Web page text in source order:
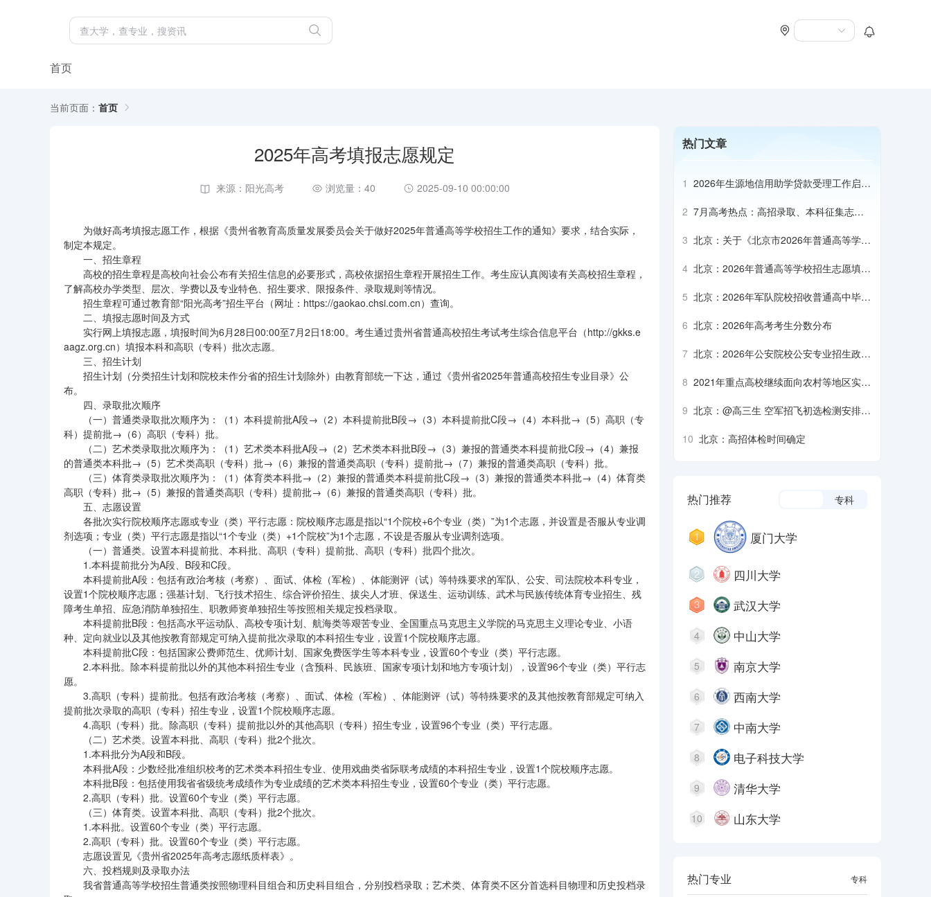
首页
当前页面： 首页
2025年高考填报志愿规定
来源：阳光高考 浏览量：40 2025-09-10 00:00:00
为做好高考填报志愿工作，根据《贵州省教育高质量发展委员会关于做好2025年普通高等学校招生工作的通知》要求，结合实际，
制定本规定。
一、招生章程
高校的招生章程是高校向社会公布有关招生信息的必要形式，高校依据招生章程开展招生工作。考生应认真阅读有关高校招生章程，
了解高校办学类型、层次、学费以及专业特色、招生要求、限报条件、录取规则等情况。
招生章程可通过教育部“阳光高考”招生平台（网址：https://gaokao.chsi.com.cn）查询。
二、填报志愿时间及方式
实行网上填报志愿，填报时间为6月28日00:00至7月2日18:00。考生通过贵州省普通高校招生考试考生综合信息平台（http://gkks.e
aagz.org.cn）填报本科和高职（专科）批次志愿。
三、招生计划
招生计划（分类招生计划和院校未作分省的招生计划除外）由教育部统一下达，通过《贵州省2025年普通高校招生专业目录》公
布。
四、录取批次顺序
（一）普通类录取批次顺序为：（1）本科提前批A段→（2）本科提前批B段→（3）本科提前批C段→（4）本科批→（5）高职（专
科）提前批→（6）高职（专科）批。
（二）艺术类录取批次顺序为：（1）艺术类本科批A段→（2）艺术类本科批B段→（3）兼报的普通类本科提前批C段→（4）兼报
的普通类本科批→（5）艺术类高职（专科）批→（6）兼报的普通类高职（专科）提前批→（7）兼报的普通类高职（专科）批。
（三）体育类录取批次顺序为：（1）体育类本科批→（2）兼报的普通类本科提前批C段→（3）兼报的普通类本科批→（4）体育类
高职（专科）批→（5）兼报的普通类高职（专科）提前批→（6）兼报的普通类高职（专科）批。
五、志愿设置
各批次实行院校顺序志愿或专业（类）平行志愿：院校顺序志愿是指以“1个院校+6个专业（类）”为1个志愿，并设置是否服从专业调
剂选项；专业（类）平行志愿是指以“1个专业（类）+1个院校”为1个志愿，不设是否服从专业调剂选项。
（一）普通类。设置本科提前批、本科批、高职（专科）提前批、高职（专科）批四个批次。
1.本科提前批分为A段、B段和C段。
本科提前批A段：包括有政治考核（考察）、面试、体检（军检）、体能测评（试）等特殊要求的军队、公安、司法院校本科专业，
设置1个院校顺序志愿；强基计划、飞行技术招生、综合评价招生、拔尖人才班、保送生、运动训练、武术与民族传统体育专业招生、残
障考生单招、应急消防单独招生、职教师资单独招生等按照相关规定投档录取。
本科提前批B段：包括高水平运动队、高校专项计划、航海类等艰苦专业、全国重点马克思主义学院的马克思主义理论专业、小语
种、定向就业以及其他按教育部规定可纳入提前批次录取的本科招生专业，设置1个院校顺序志愿。
本科提前批C段：包括国家公费师范生、优师计划、国家免费医学生等本科专业，设置60个专业（类）平行志愿。
2.本科批。除本科提前批以外的其他本科招生专业（含预科、民族班、国家专项计划和地方专项计划），设置96个专业（类）平行志
愿。
3.高职（专科）提前批。包括有政治考核（考察）、面试、体检（军检）、体能测评（试）等特殊要求的及其他按教育部规定可纳入
提前批次录取的高职（专科）招生专业，设置1个院校顺序志愿。
4.高职（专科）批。除高职（专科）提前批以外的其他高职（专科）招生专业，设置96个专业（类）平行志愿。
（二）艺术类。设置本科批、高职（专科）批2个批次。
1.本科批分为A段和B段。
本科批A段：少数经批准组织校考的艺术类本科招生专业、使用戏曲类省际联考成绩的本科招生专业，设置1个院校顺序志愿。
本科批B段：包括使用我省省级统考成绩作为专业成绩的艺术类本科招生专业，设置60个专业（类）平行志愿。
2.高职（专科）批。设置60个专业（类）平行志愿。
（三）体育类。设置本科批、高职（专科）批2个批次。
1.本科批。设置60个专业（类）平行志愿。
2.高职（专科）批。设置60个专业（类）平行志愿。
志愿设置见《贵州省2025年高考志愿纸质样表》。
六、投档规则及录取办法
我省普通高等学校招生普通类按照物理科目组合和历史科目组合，分别投档录取；艺术类、体育类不区分首选科目物理和历史投档录
热门文章
1 2026年生源地信用助学贷款受理工作启动
2 7月高考热点：高招录取、本科征集志
3 北京：关于《北京市2026年普通高等学校
4 北京：2026年普通高等学校招生志愿填报
5 北京：2026年军队院校招收普通高中毕业
6 北京：2026年高考考生分数分布
7 北京：2026年公安院校公安专业招生政治
8 2021年重点高校继续面向农村等地区实施
9 北京：@高三生 空军招飞初选检测安排来
10 北京：高招体检时间确定
热门推荐 专科
厦门大学
四川大学
武汉大学
4 中山大学
5 南京大学
6 西南大学
7 中南大学
8 电子科技大学
9 清华大学
10 山东大学
热门专业 专科